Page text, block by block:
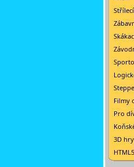
Střílecí
Filmy
Pro
3D hry